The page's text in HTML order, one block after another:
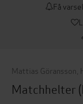
Få
Mattias Göransson
Matchhelter